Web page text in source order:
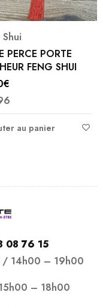
PERCE PORTE
FENG SHUI
€
au panier
08 76 15
/ 14h00 – 19h00
– 18h00